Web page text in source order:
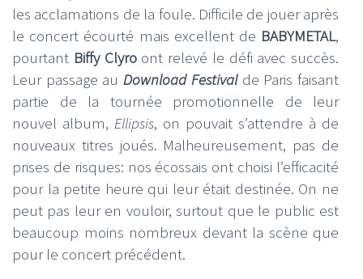
les acclamations de la foule. Difficile de jouer après
le concert écourté mais excellent de BABYMETAL,
pourtant Biffy Clyroont relevé le défi avec succès.
Leur passage auDownload Festival de Paris faisant
partie de la tournée promotionnelle de leur
nouvel album, Ellipsis, on pouvait s’attendre à de
nouveaux titres joués. Malheureusement, pas de
prises de risques: nos écossais ont choisi l’efficacité
pour la petite heure qui leur était destinée. On ne
peut pas leur en vouloir, surtout que le public est
beaucoup moins nombreux devant la scène que
pour le concert précédent.